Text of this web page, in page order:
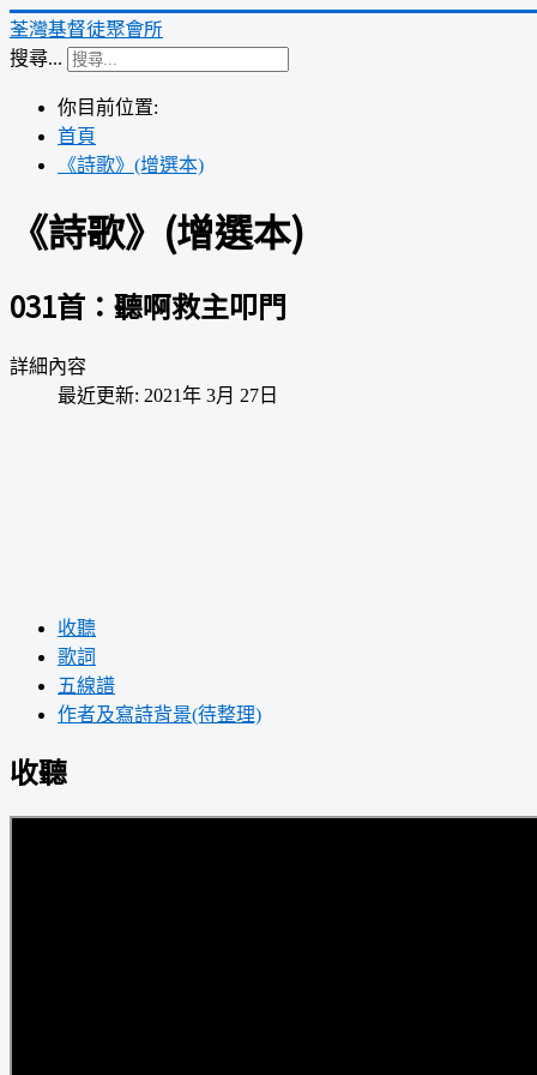
荃灣基督徒聚會所
搜尋...
你目前位置:
首頁
《詩歌》(增選本)
《詩歌》(增選本)
031首：聽啊救主叩門
詳細內容
最近更新: 2021年 3月 27日
收聽
歌詞
五線譜
作者及寫詩背景(待整理)
收聽